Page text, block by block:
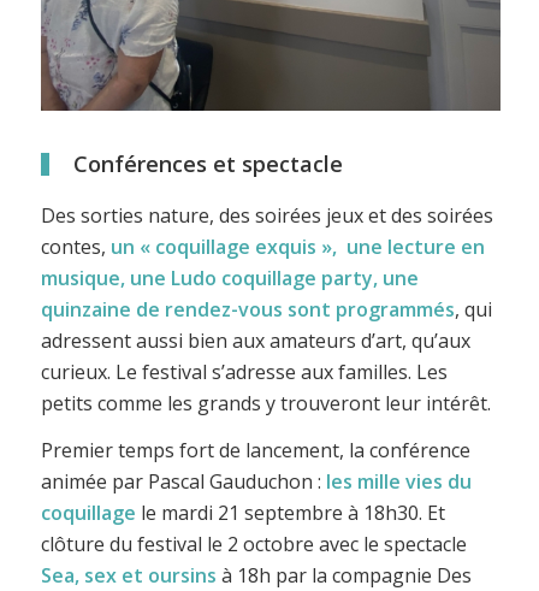
Conférences et spectacle
Des sorties nature, des soirées jeux et des soirées
contes, un « coquillage exquis », une lecture en
musique, une Ludo coquillage party, une
quinzaine de rendez-vous sont programmés, qui
adressent aussi bien aux amateurs d’art, qu’aux
curieux. Le festival s’adresse aux familles. Les
petits comme les grands y trouveront leur intérêt.
Premier temps fort de lancement, la conférence
animée par Pascal Gauduchon : les mille vies du
coquillage le mardi 21 septembre à 18h30. Et
clôture du festival le 2 octobre avec le spectacle
Sea, sex et oursins à 18h par la compagnie Des